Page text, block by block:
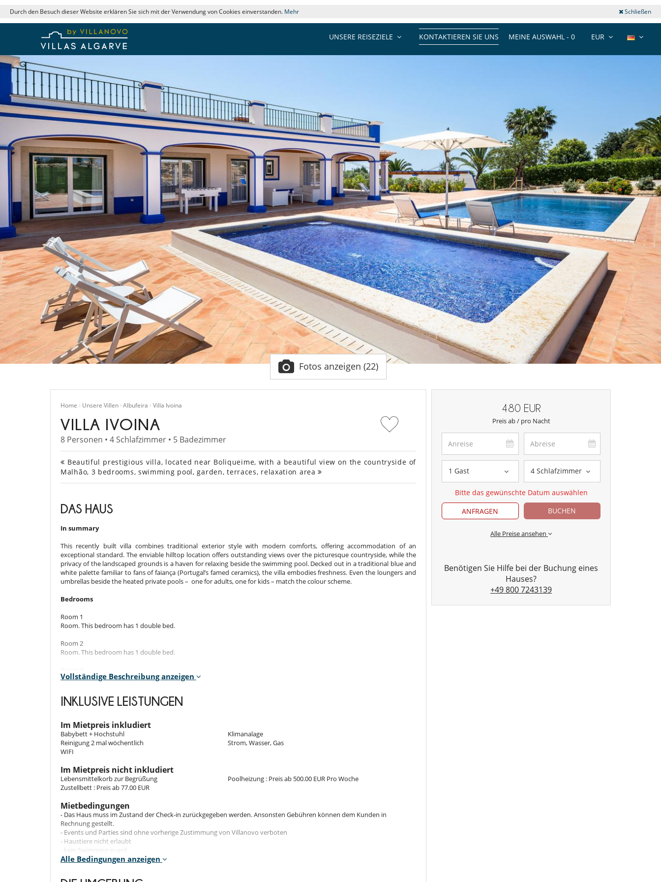
Durch den Besuch dieser Website erklären Sie sich mit der Verwendung von Cookies einverstanden. Mehr Schließen
EUR
MEINE AUSWAHL - 0
KONTAKTIEREN SIE UNS
UNSERE REISEZIELE
Fotos anzeigen (22)
Home Unsere Villen Albufeira Villa Ivoina
VILLA IVOINA
8 Personen • 4 Schlafzimmer • 5 Badezimmer
Beautiful prestigious villa, located near Boliqueime, with a beautiful view on the countryside of
Malhão, 3 bedrooms, swimming pool, garden, terraces, relaxation area
DAS HAUS
In summary
This recently built villa combines traditional exterior style with modern comforts, offering accommodation of an
exceptional standard. The enviable hilltop location offers outstanding views over the picturesque countryside, while the
privacy of the landscaped grounds is a haven for relaxing beside the swimming pool. Decked out in a traditional blue and
white palette familiar to fans of faiança (Portugal’s famed ceramics), the villa embodies freshness. Even the loungers and
umbrellas beside the heated private pools – one for adults, one for kids – match the colour scheme.
Bedrooms
Room 1
Room. This bedroom has 1 double bed.
Room 2
Room. This bedroom has 1 double bed.
Room. This bedroom has 1 double bed.
Indoors
Iron and ironing board
Hair dryer
Private bathroom
Wireless internet access
Fully equipped kitchen
Living room
Outdoors
The generous terrace is ideal for barbeques on balmy nights and, as the stars appear, adults can enjoy a nightcap of
medronho here or around the farmhouse dining table. The villa offers a swimming pool and a children pool.
Location
Vollständige Beschreibung anzeigen
INKLUSIVE LEISTUNGEN
Im Mietpreis inkludiert
Babybett + Hochstuhl
Klimanalage
Reinigung 2 mal wöchentlich
Strom, Wasser, Gas
WIFI
Im Mietpreis nicht inkludiert
Lebensmittelkorb zur Begrüßung
Poolheizung : Preis ab 500.00 EUR Pro Woche
Zustellbett : Preis ab 77.00 EUR
Mietbedingungen
- Das Haus muss im Zustand der Check-in zurückgegeben werden. Ansonsten Gebühren können dem Kunden in
Rechnung gestellt.
- Events und Parties sind ohne vorherige Zustimmung von Villanovo verboten
- Haustiere nicht erlaubt
- kein Swimming guard
- Keine Sicherheitszaun am Pool
Alle Bedingungen anzeigen
480 EUR
Preis ab / pro Nacht
1 Gast 4 Schlafzimmer
Bitte das gewünschte Datum auswählen
ANFRAGEN
BUCHEN
Alle Preise ansehen
Benötigen Sie Hilfe bei der Buchung eines
Hauses?
+49 800 7243139